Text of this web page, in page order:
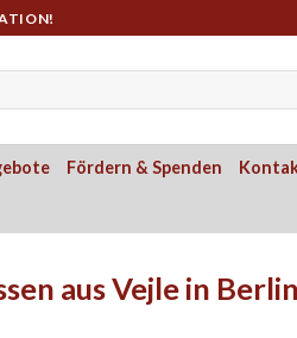
Fördern & Spenden
aus Vejle in